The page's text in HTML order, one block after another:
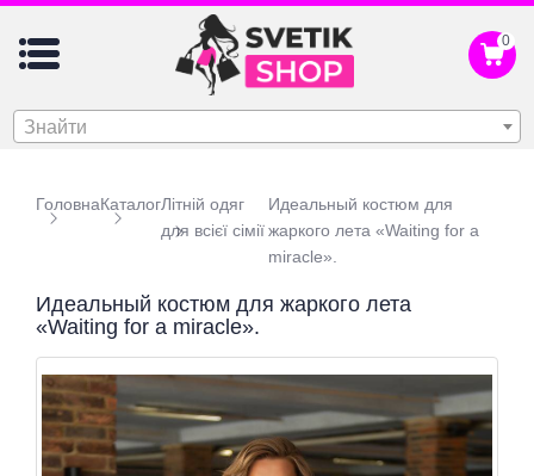
0
Знайти
ГоловнаКаталогЛітній одяг
для всієї сімії
Идеальный костюм для
жаркого лета «Waiting for a
miracle».
Идеальный костюм для жаркого лета
«Waiting for a miracle».